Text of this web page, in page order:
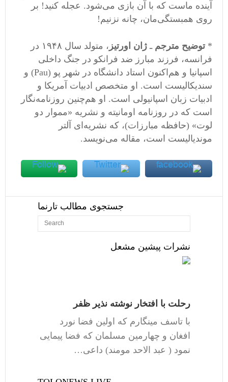
آینده ماست که با آن بازی می‌شود. عجله کنید! بر
روی همبستگی‌مان، چانه نزنیم!
* توضیح مترجم ـ ژان اورتیز
، متولد سال ۱۹۴۸ در
فرانسه، فرزند مبارز ضد فرانکو در جنگ داخلی
اسپانیا و هم‌اکنون استاد دانشگاه در شهر پو (Pau) و
سندیکالیست است. او متخصص ادبیات آمریکا و
ادبیات زبان اسپانیولی است. او هم‌چنین روزنامه‌نگار
است که در روزنامه اومانیته و نشریه «مموار دو
لوت» (حافظه مبارزات)، که نشریه‌ای آلتر
موندیالیست است، مقاله می‌نویسد.
جستجوی مطالب تارنما
نشرات پیشین مشعل
رحلت با افتخار نوشته نذیر ظفر
با تاسف مینگارم که اولین فضا نورد
افغان و چهارمین مسلمان که فضا پیمایی
نمود ( عبد الاحد مومند) داعی…